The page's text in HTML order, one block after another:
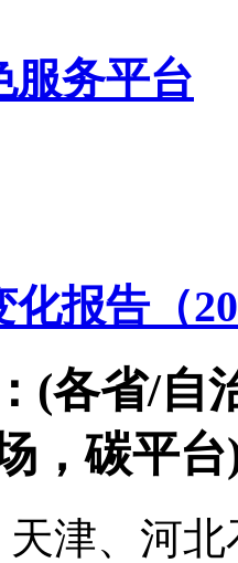
服务平台
化报告（
(各省/自
，碳平台
津、河